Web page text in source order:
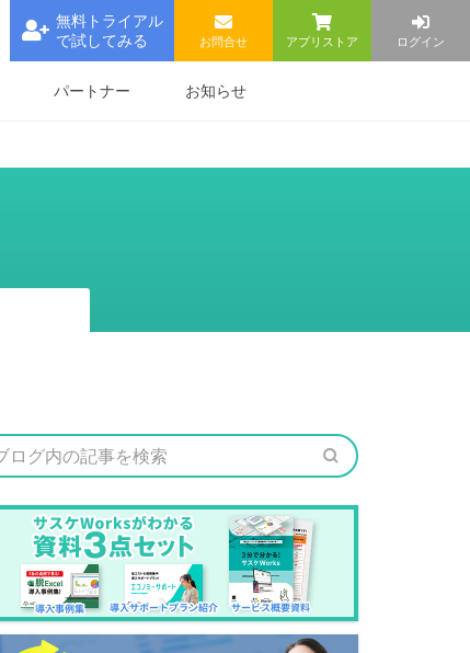
無料トライアル
で試してみる
お問合せ アプリストア ログイン
パートナー お知らせ